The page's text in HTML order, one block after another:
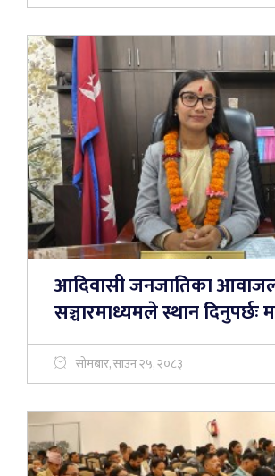
आदिवासी जनजातिका
सञ्चारमाध्यमले स्थान दिनुपर्छः
सोमबार, साउन २५, २०८३